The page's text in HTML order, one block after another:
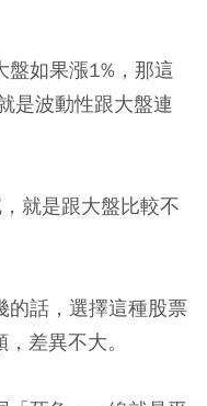
盤如果漲1%，那這
是波動性跟大盤連
就是跟大盤比較不
的話，選擇這種股票
差異不大。